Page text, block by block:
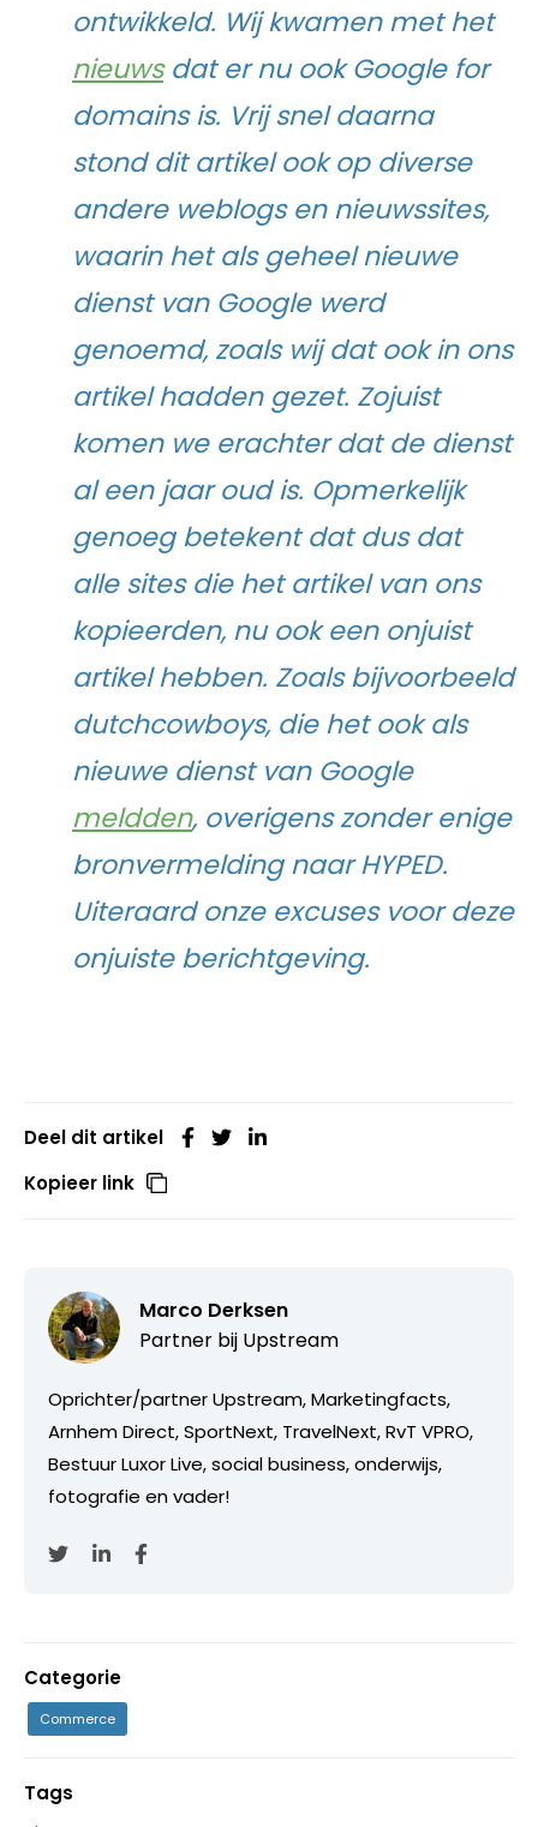
ontwikkeld. Wij kwamen met het
nieuwsdat er nu ook Google for
domains is. Vrij snel daarna
stond dit artikel ook op diverse
andere weblogs en nieuwssites,
waarin het als geheel nieuwe
dienst van Google werd
genoemd, zoals wij dat ook in ons
artikel hadden gezet. Zojuist
komen we erachter dat de dienst
al een jaar oud is. Opmerkelijk
genoeg betekent dat dus dat
alle sites die het artikel van ons
kopieerden, nu ook een onjuist
artikel hebben. Zoals bijvoorbeeld
dutchcowboys, die het ook als
nieuwe dienst van Google
meldden, overigens zonder enige
bronvermelding naar HYPED.
Uiteraard onze excuses voor deze
onjuiste berichtgeving.
Deel dit artikel
Kopieer link
Marco Derksen
Partner bij Upstream
Oprichter/partner Upstream, Marketingfacts,
Arnhem Direct, SportNext, TravelNext, RvT VPRO,
Bestuur Luxor Live, social business, onderwijs,
fotografie en vader!
Categorie
Commerce
Tags